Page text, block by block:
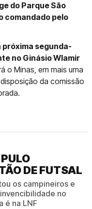
do Parque São
comandado pelo
próxima segunda-
no Ginásio Wlamir
o Minas, em mais uma
da comissão
DE FUTSAL
os campineiros e
no
é na LNF